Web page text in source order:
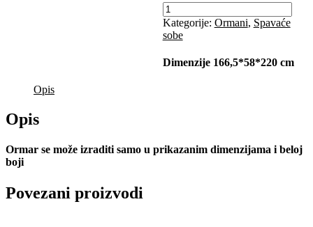
Ormar
Rustic
3V2F
količina
Kategorije: Ormani, Spavaće
sobe
Dimenzije 166,5*58*220 cm
Opis
Opis
Ormar se može izraditi samo u prikazanim dimenzijama i beloj
boji
Povezani proizvodi